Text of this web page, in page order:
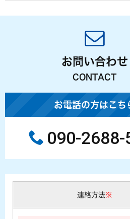
お問い合わせ
CONTACT
お電話の方はこち
090-2688-
連絡方法※